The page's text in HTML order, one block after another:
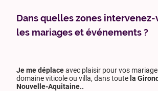
Dans quelles zones
les mariages et événements ?
Je me déplaceavec plaisir pour vos
domaine viticole ou villa, dans toutela
Nouvelle-Aquitaine..